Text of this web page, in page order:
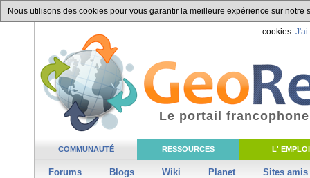
Nous utilisons des cookies pour vous garantir la meilleure expérience sur
cookies. J'ai
COMMUNAUTÉ RESSOURCES L' EMPLOI
Forums Blogs Wiki Planet Sites amis
Le portail